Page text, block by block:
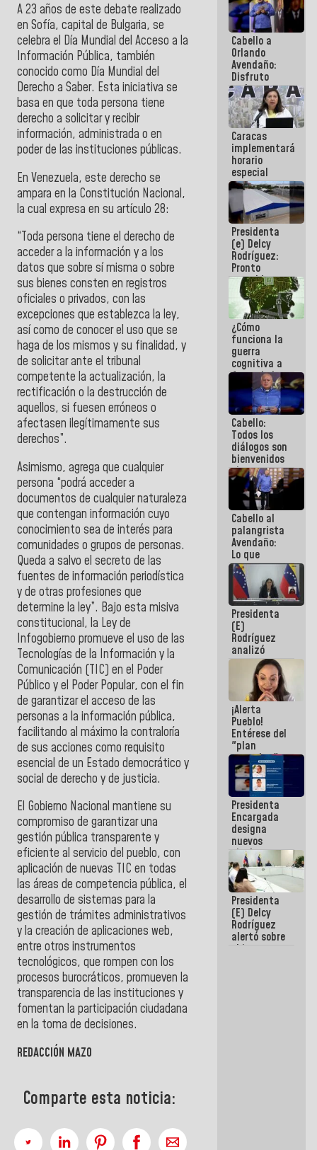
A 23 años de este debate realizado
en Sofía, capital de Bulgaria, se
celebra el Día Mundial del Acceso a la
Información Pública, también
conocido como Día Mundial del
Derecho a Saber. Esta iniciativa se
basa en que toda persona tiene
derecho a solicitar y recibir
información, administrada o en
poder de las instituciones públicas.
En Venezuela, este derecho se
ampara en la Constitución Nacional,
la cual expresa en su artículo 28:
“Toda persona tiene el derecho de
acceder a la información y a los
datos que sobre sí misma o sobre
sus bienes consten en registros
oficiales o privados, con las
excepciones que establezca la ley,
así como de conocer el uso que se
haga de los mismos y su finalidad, y
de solicitar ante el tribunal
competente la actualización, la
rectificación o la destrucción de
aquellos, si fuesen erróneos o
afectasen ilegítimamente sus
derechos”.
Asimismo, agrega que cualquier
persona “podrá acceder a
documentos de cualquier naturaleza
que contengan información cuyo
conocimiento sea de interés para
comunidades o grupos de personas.
Queda a salvo el secreto de las
fuentes de información periodística
y de otras profesiones que
determine la ley”. Bajo esta misiva
constitucional, la Ley de
Infogobierno promueve el uso de las
Tecnologías de la Información y la
Comunicación (TIC) en el Poder
Público y el Poder Popular, con el fin
de garantizar el acceso de las
personas a la información pública,
facilitando al máximo la contraloría
de sus acciones como requisito
esencial de un Estado democrático y
social de derecho y de justicia.
El Gobierno Nacional mantiene su
compromiso de garantizar una
gestión pública transparente y
eficiente al servicio del pueblo, con
aplicación de nuevas TIC en todas
las áreas de competencia pública, el
desarrollo de sistemas para la
gestión de trámites administrativos
y la creación de aplicaciones web,
entre otros instrumentos
tecnológicos, que rompen con los
procesos burocráticos, promueven la
transparencia de las instituciones y
fomentan la participación ciudadana
en la toma de decisiones.
REDACCIÓN MAZO
Comparte esta noticia:
Cabello a
Orlando
Avendaño:
Disfruto
cada vez
que escribes
porque lo
que haces
es
embarrarla
Caracas
implementará
horario
especial
para
adaptarse
al plan de
ahorro
energético
Presidenta
(e) Delcy
Rodríguez:
Pronto
restableceremos
las
operaciones
en el
Aeropuerto
Internacional
de
Maiquetía
¿Cómo
funciona la
guerra
cognitiva a
favor de la
narrativa
hegemónica?
(1)
Cabello:
Todos los
diálogos son
bienvenidos
siempre que
estén en el
marco de la
Constitución
de la
República
Cabello al
palangrista
Avendaño:
Lo que
vayas a
escribir
hazlo hoy
por que no
sabemos si
la semana
que viene
hay
programa
Presidenta
(E)
Rodríguez
analizó
junto a
gobernadores
planes de
recuperación
del Sistema
Eléctrico
Nacional
¡Alerta
Pueblo!
Entérese del
"plan
enjambre"
de La Sayo
para
sabotear el
diálogo y
promover el
caos
Presidenta
Encargada
designa
nuevos
titulares en
el
Viceministerio
de Energía
Eléctrica y
CORPOELEC
Presidenta
(E) Delcy
Rodríguez
alertó sobre
el impacto